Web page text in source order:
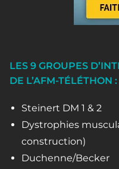
LES 9 GROUPES
DE L’AFM-TÉLÉTHON :
Steinert DM 1 & 2
Dystrophies
construction)
Duchenne/Becker